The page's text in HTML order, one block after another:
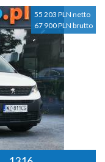
55 203 PLN netto
67 900 PLN brutto